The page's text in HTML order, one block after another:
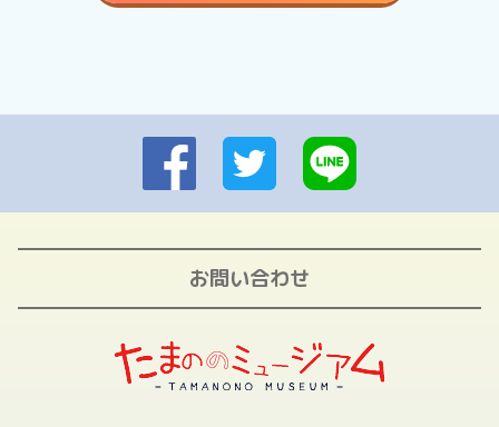
お問い合わせ